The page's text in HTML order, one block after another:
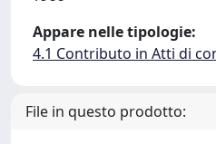
Appare nelle tipologie:
4.1 Contributo in Atti di
File in questo prodotto: